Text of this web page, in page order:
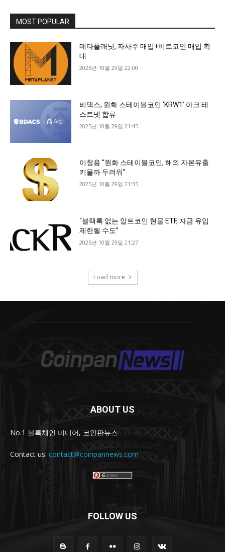
ABOUT US
No.1 블록체인 미디어, 코인판뉴스
Contact us: contact@coinpannews.com
FOLLOW US